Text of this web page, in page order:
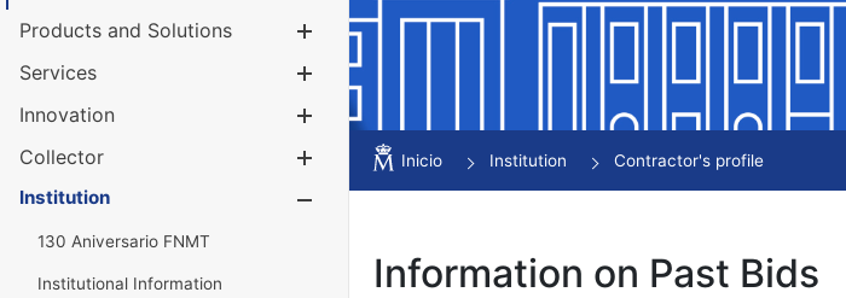
Products and Solutions
Services
Innovation
Collector
Show/Hide
Institution
130 Aniversario FNMT
Institutional Information
Inicio Institution Contractor's profile
Information on Past Bids